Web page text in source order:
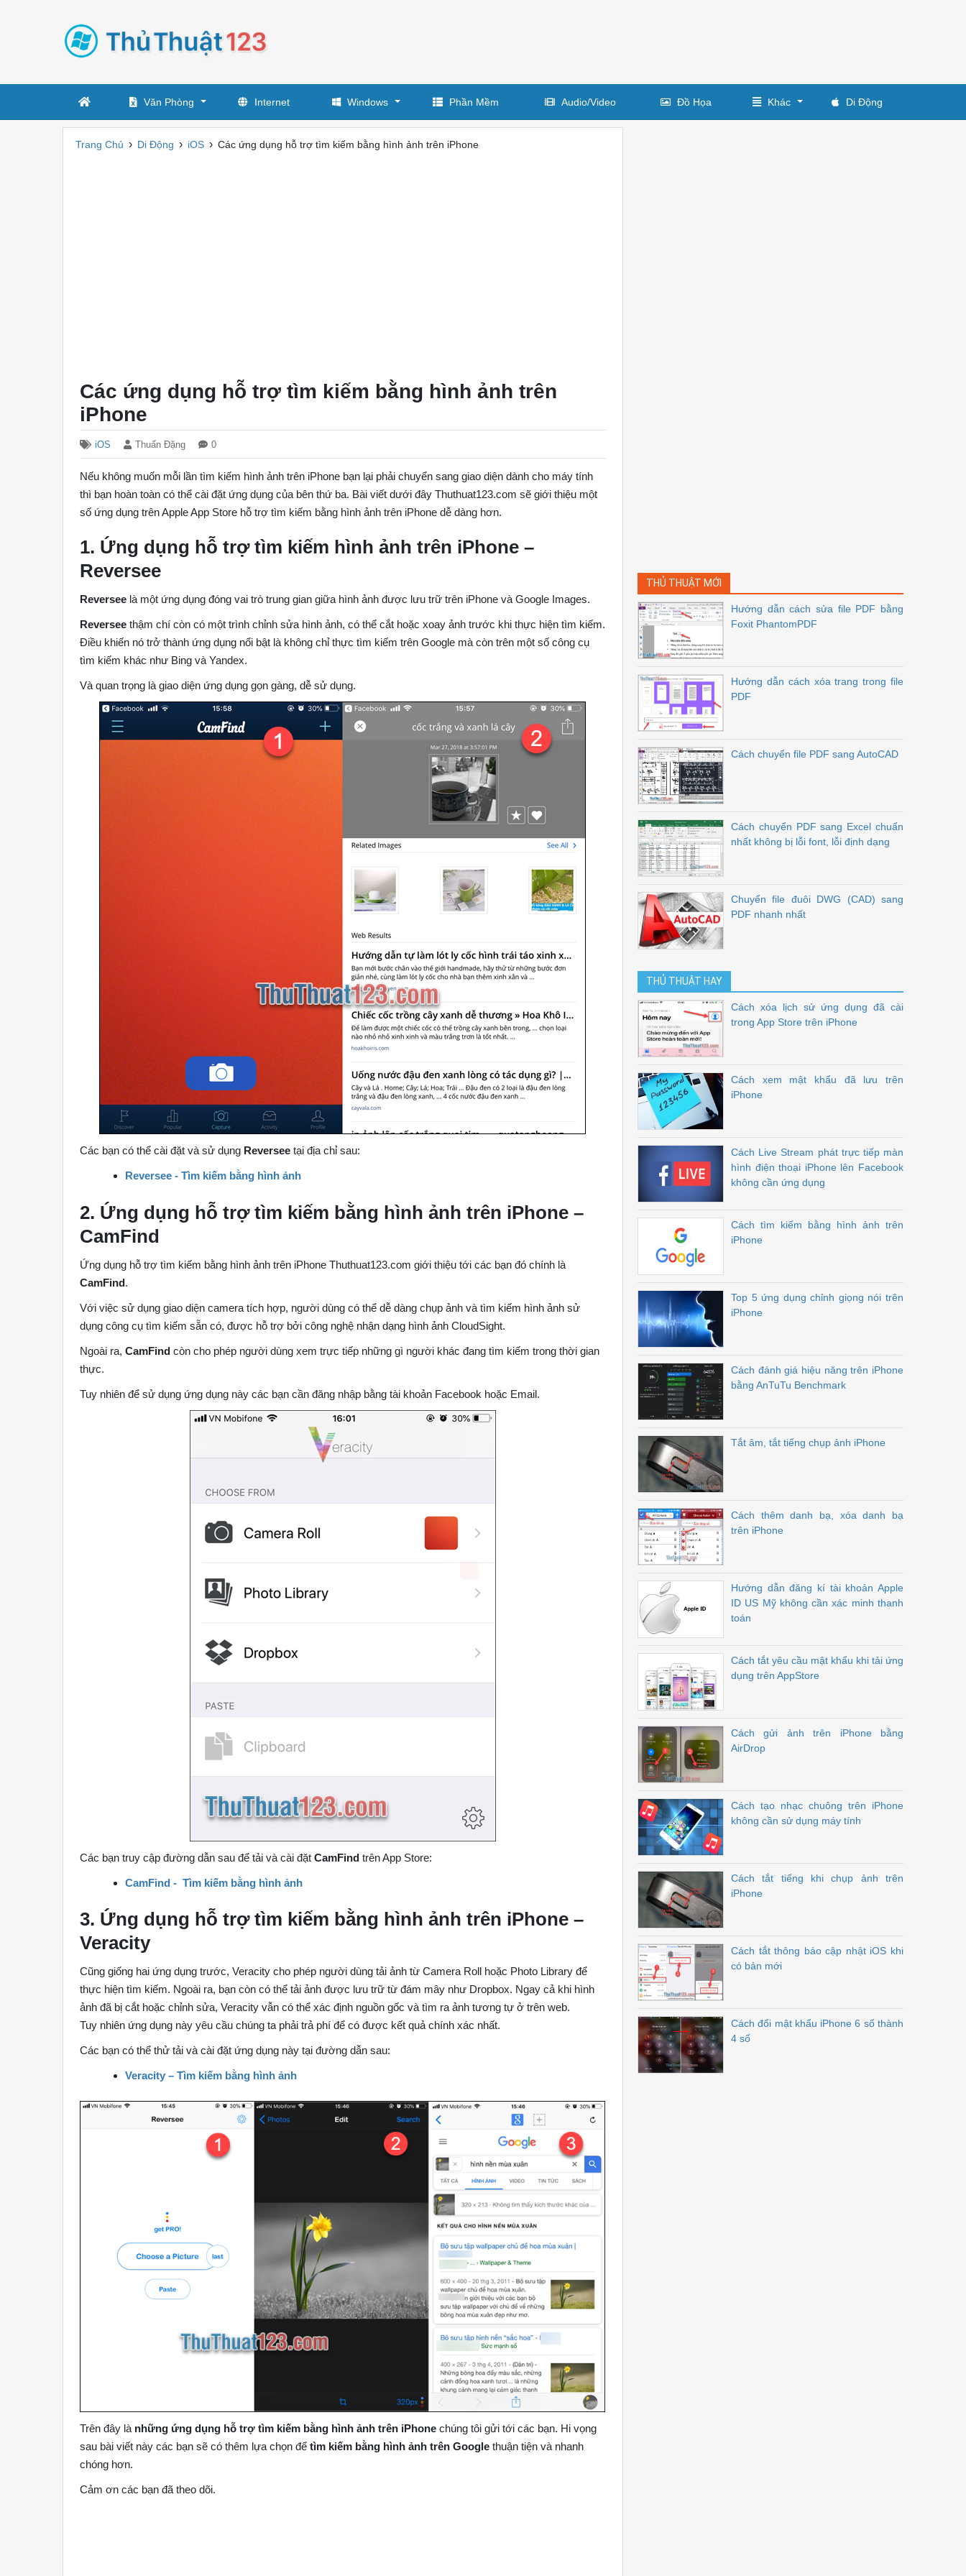
Văn Phòng Internet Windows Phần Mềm Audio/Video Đồ Họa Khác Di Động
Trang Chủ › Di Động › iOS › Các ứng dụng hỗ trợ tìm kiếm bằng hình ảnh trên iPhone
Các ứng dụng hỗ trợ tìm kiếm bằng hình ảnh trên
iPhone
iOS Thuấn Đặng 0
Nếu không muốn mỗi lần tìm kiếm hình ảnh trên iPhone bạn lại phải chuyển sang giao diện dành cho máy tính
thì bạn hoàn toàn có thể cài đặt ứng dụng của bên thứ ba. Bài viết dưới đây Thuthuat123.com sẽ giới thiệu một
số ứng dụng trên Apple App Store hỗ trợ tìm kiếm bằng hình ảnh trên iPhone dễ dàng hơn.
1. Ứng dụng hỗ trợ tìm kiếm hình ảnh trên iPhone –
Reversee
Reversee là một ứng dụng đóng vai trò trung gian giữa hình ảnh được lưu trữ trên iPhone và Google Images.
Reversee thậm chí còn có một trình chỉnh sửa hình ảnh, có thể cắt hoặc xoay ảnh trước khi thực hiện tìm kiếm.
Điều khiến nó trở thành ứng dụng nổi bật là không chỉ thực tìm kiếm trên Google mà còn trên một số công cụ
tìm kiếm khác như Bing và Yandex.
Và quan trọng là giao diện ứng dụng gọn gàng, dễ sử dụng.
Các bạn có thể cài đặt và sử dụng Reversee tại địa chỉ sau:
Reversee - Tìm kiếm bằng hình ảnh
2. Ứng dụng hỗ trợ tìm kiếm bằng hình ảnh trên iPhone –
CamFind
Ứng dụng hỗ trợ tìm kiếm bằng hình ảnh trên iPhone Thuthuat123.com giới thiệu tới các bạn đó chính là
CamFind.
Với việc sử dụng giao diện camera tích hợp, người dùng có thể dễ dàng chụp ảnh và tìm kiếm hình ảnh sử
dụng công cụ tìm kiếm sẵn có, được hỗ trợ bởi công nghệ nhận dạng hình ảnh CloudSight.
Ngoài ra,CamFind còn cho phép người dùng xem trực tiếp những gì người khác đang tìm kiếm trong thời gian
thực.
Tuy nhiên để sử dụng ứng dụng này các bạn cần đăng nhập bằng tài khoản Facebook hoặc Email.
Các bạn truy cập đường dẫn sau để tải và cài đặtCamFind trên App Store:
CamFind - Tìm kiếm bằng hình ảnh
3. Ứng dụng hỗ trợ tìm kiếm bằng hình ảnh trên iPhone –
Veracity
Cũng giống hai ứng dụng trước, Veracity cho phép người dùng tải ảnh từ Camera Roll hoặc Photo Library để
thực hiện tìm kiếm. Ngoài ra, bạn còn có thể tải ảnh được lưu trữ từ đám mây như Dropbox. Ngay cả khi hình
ảnh đã bị cắt hoặc chỉnh sửa, Veracity vẫn có thể xác định nguồn gốc và tìm ra ảnh tương tự ở trên web.
Tuy nhiên ứng dụng này yêu cầu chúng ta phải trả phí để có được kết quả chính xác nhất.
Các bạn có thể thử tải và cài đặt ứng dụng này tại đường dẫn sau:
Veracity – Tìm kiếm bằng hình ảnh
Trên đây là những ứng dụng hỗ trợ tìm kiếm bằng hình ảnh trên iPhone chúng tôi gửi tới các bạn. Hi vọng
sau bài viết này các bạn sẽ có thêm lựa chọn đểtìm kiếm bằng hình ảnh trên Google thuận tiện và nhanh
chóng hơn.
Cảm ơn các bạn đã theo dõi.
THỦ THUẬT MỚI
Hướng dẫn cách sửa file PDF bằng
Foxit PhantomPDF
Hướng dẫn cách xóa trang trong file
PDF
Cách chuyển file PDF sang AutoCAD
Cách chuyển PDF sang Excel chuẩn
nhất không bị lỗi font, lỗi định dạng
Chuyển file đuôi DWG (CAD) sang
PDF nhanh nhất
THỦ THUẬT HAY
Cách xóa lịch sử ứng dụng đã cài
trong App Store trên iPhone
Cách xem mật khẩu đã lưu trên
iPhone
Cách Live Stream phát trực tiếp màn
hình điện thoại iPhone lên Facebook
không cần ứng dụng
Cách tìm kiếm bằng hình ảnh trên
iPhone
Top 5 ứng dụng chỉnh giọng nói trên
iPhone
Cách đánh giá hiệu năng trên iPhone
bằng AnTuTu Benchmark
Tắt âm, tắt tiếng chụp ảnh iPhone
Cách thêm danh bạ, xóa danh bạ
trên iPhone
Hướng dẫn đăng kí tài khoản Apple
ID US Mỹ không cần xác minh thanh
toán
Cách tắt yêu cầu mật khẩu khi tải ứng
dụng trên AppStore
Cách gửi ảnh trên iPhone bằng
AirDrop
Cách tạo nhạc chuông trên iPhone
không cần sử dụng máy tính
Cách tắt tiếng khi chụp ảnh trên
iPhone
Cách tắt thông báo cập nhật iOS khi
có bản mới
Cách đổi mật khẩu iPhone 6 số thành
4 số